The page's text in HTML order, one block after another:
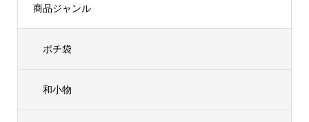
商品ジャンル
ポチ袋
和小物